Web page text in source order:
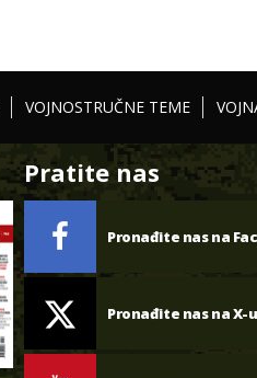
VOJNOSTRUČNE TEME
Pratite nas
Pronađite nas na
Pronađite nas na X-u